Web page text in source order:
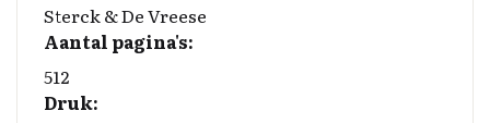
Sterck & De Vreese
Aantal pagina's:
512
Druk: